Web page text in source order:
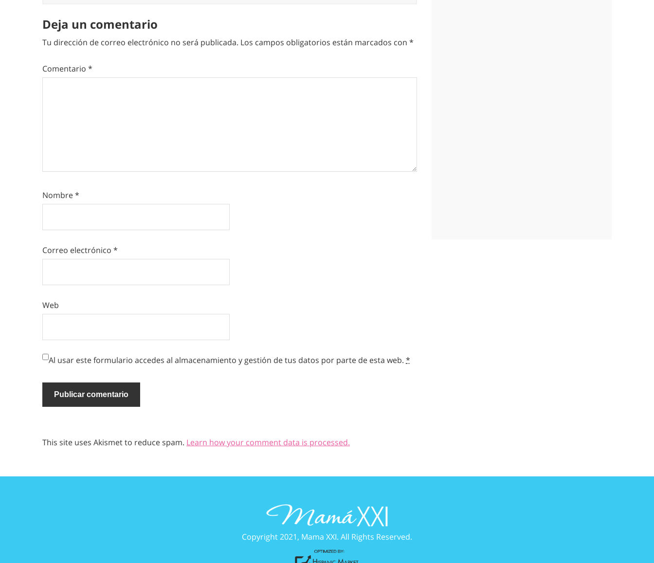
Deja un comentario
Tu dirección de correo electrónico no será publicada. Los campos obligatorios están marcados con *
Comentario *
Nombre*
Correo electrónico *
Web
Al usar este formulario accedes al almacenamiento y gestión de tus datos por parte de esta web. *
This site uses Akismet to reduce spam. Learn how your comment data is processed.
Copyright 2021, Mama XXI. All Rights Reserved.